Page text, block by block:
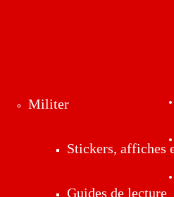
Militer
Stickers, affiches
Guides de lecture